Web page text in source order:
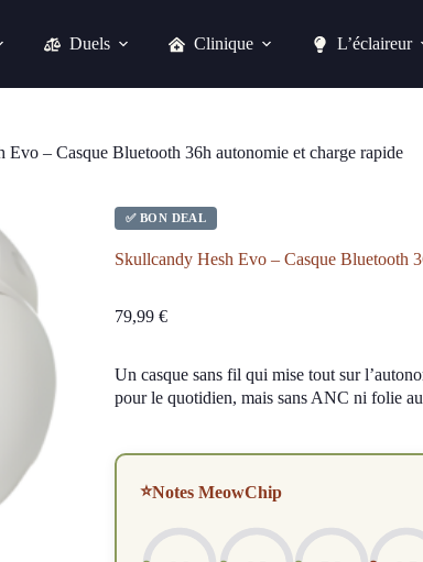
Duels Clinique L’éclaireur
Evo – Casque Bluetooth 36h autonomie et charge rapide
✅ BON DEAL
Skullcandy Hesh Evo – Casque Bluetooth
79,99 €
Un casque sans fil qui mise tout sur
pour le quotidien, mais sans ANC ni folie
⭐Notes MeowChip